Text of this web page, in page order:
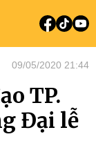
09/05/2020 21:44
TP.
Đại lễ